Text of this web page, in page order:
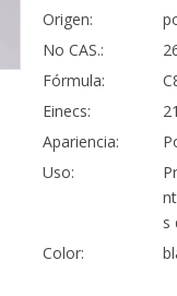
Origen:
No CAS.:
Fórmula:
Einecs:
Apariencia:
Uso:
s
Color: